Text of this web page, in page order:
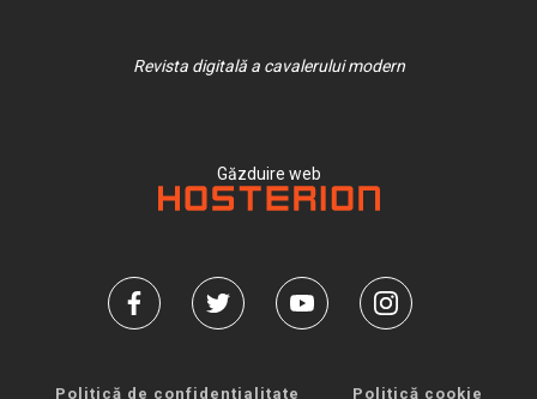
Revista digitală a cavalerului modern
Găzduire web
Politică de confidențialitate Politică cookie